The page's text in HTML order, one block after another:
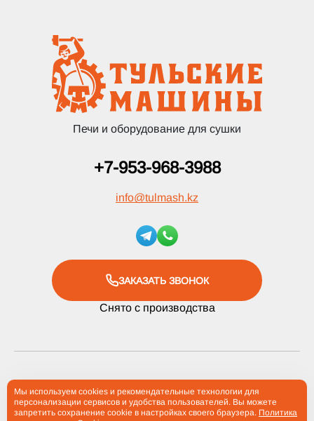
Печи и оборудование для сушки
+7-953-968-3988
info@tulmash.kz
ЗАКАЗАТЬ ЗВОНОК
Снято с производства
2012-2026 Компания «Тульские Машины» ® Все права
защищены
Мы используем cookies и рекомендательные технологии для
персонализации сервисов и удобства пользователей. Вы можете
запретить сохранение cookie в настройках своего браузера. Политика